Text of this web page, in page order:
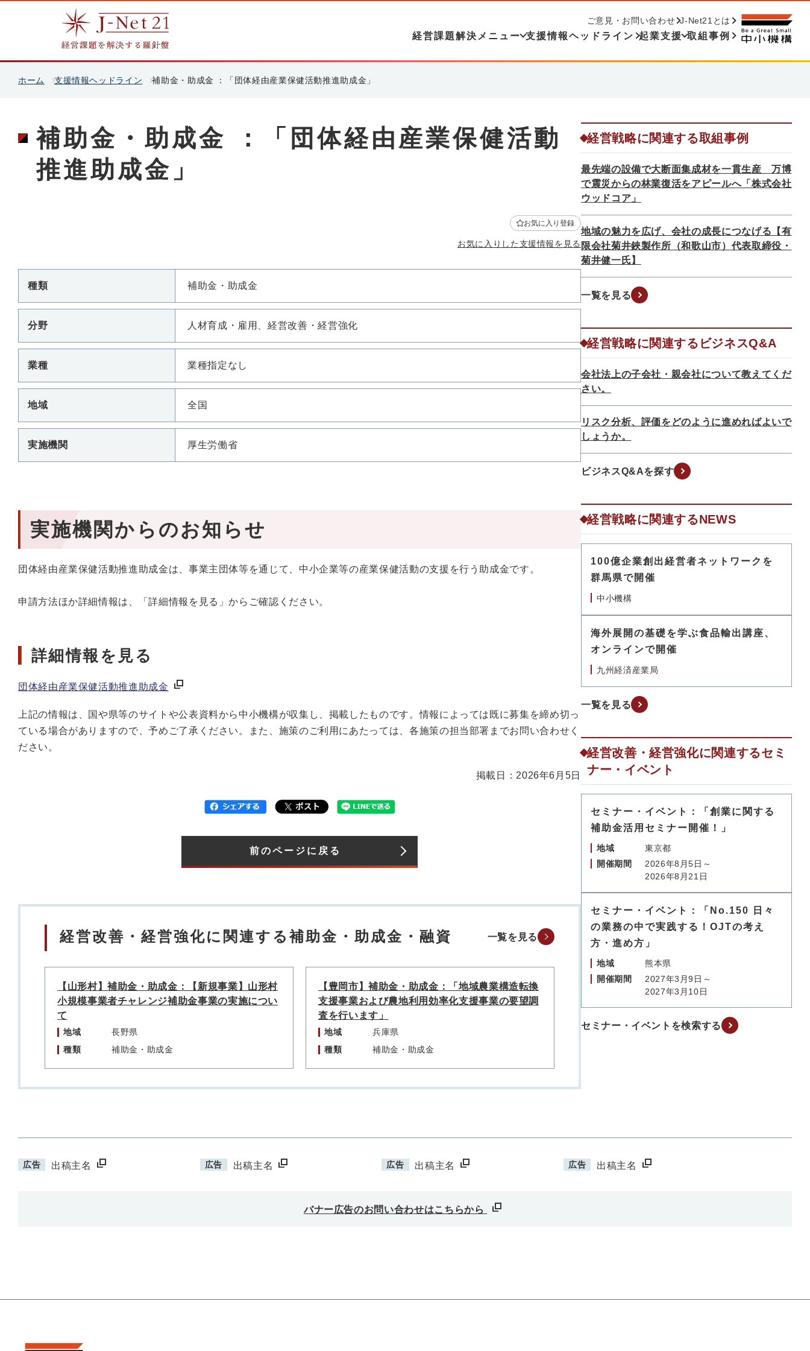
経営課題解決メニュー 支援情報ヘッドライン 起業支援 取組事例
ご意見・お問い合わせ J-Net21とは
ホーム 支援情報ヘッドライン 補助金・助成金 ：「団体経由産業保健活動推進助成金」
補助金・助成金 ：「団体経由産業保健活動
推進助成金」
お気に入り登録
お気に入りした支援情報を見る
種類 補助金・助成金
分野 人材育成・雇用、経営改善・経営強化
業種 業種指定なし
地域 全国
実施機関 厚生労働省
実施機関からのお知らせ
団体経由産業保健活動推進助成金は、事業主団体等を通じて、中小企業等の産業保健活動の支援を行う助成金です。
申請方法ほか詳細情報は、「詳細情報を見る」からご確認ください。
詳細情報を見る
団体経由産業保健活動推進助成金
上記の情報は、国や県等のサイトや公表資料から中小機構が収集し、掲載したものです。情報によっては既に募集を締め切っ
ている場合がありますので、予めご了承ください。また、施策のご利用にあたっては、各施策の担当部署までお問い合わせく
ださい。
掲載日：2026年6月5日
前のページに戻る
経営改善・経営強化に関連する補助金・助成金・融資 一覧を見る
【山形村】補助金・助成金：【新規事業】山形村
小規模事業者チャレンジ補助金事業の実施につい
て
地域
長野県
種類
補助金・助成金
【豊岡市】補助金・助成金：「地域農業構造転換
支援事業および農地利用効率化支援事業の要望調
査を行います」
地域
兵庫県
種類
補助金・助成金
経営戦略に関連する取組事例
最先端の設備で大断面集成材を一貫生産 万博
で震災からの林業復活をアピールへ「株式会社
ウッドコア」
地域の魅力を広げ、会社の成長につなげる【有
限会社菊井鋏製作所（和歌山市）代表取締役・
菊井健一氏】
一覧を見る
経営戦略に関連するビジネスQ&A
会社法上の子会社・親会社について教えてくだ
さい。
リスク分析、評価をどのように進めればよいで
しょうか。
ビジネスQ&Aを探す
経営戦略に関連するNEWS
100億企業創出経営者ネットワークを
群馬県で開催
中小機構
海外展開の基礎を学ぶ食品輸出講座、
オンラインで開催
九州経済産業局
一覧を見る
経営改善・経営強化に関連するセミ
ナー・イベント
セミナー・イベント：「創業に関する
補助金活用セミナー開催！」
地域
東京都
開催期間
2026年8月5日～
2026年8月21日
セミナー・イベント：「No.150 日々
の業務の中で実践する！OJTの考え
方・進め方」
地域
熊本県
開催期間
2027年3月9日～
2027年3月10日
セミナー・イベントを検索する
広告 出稿主名 広告 出稿主名 広告 出稿主名 広告 出稿主名
バナー広告のお問い合わせはこちらから